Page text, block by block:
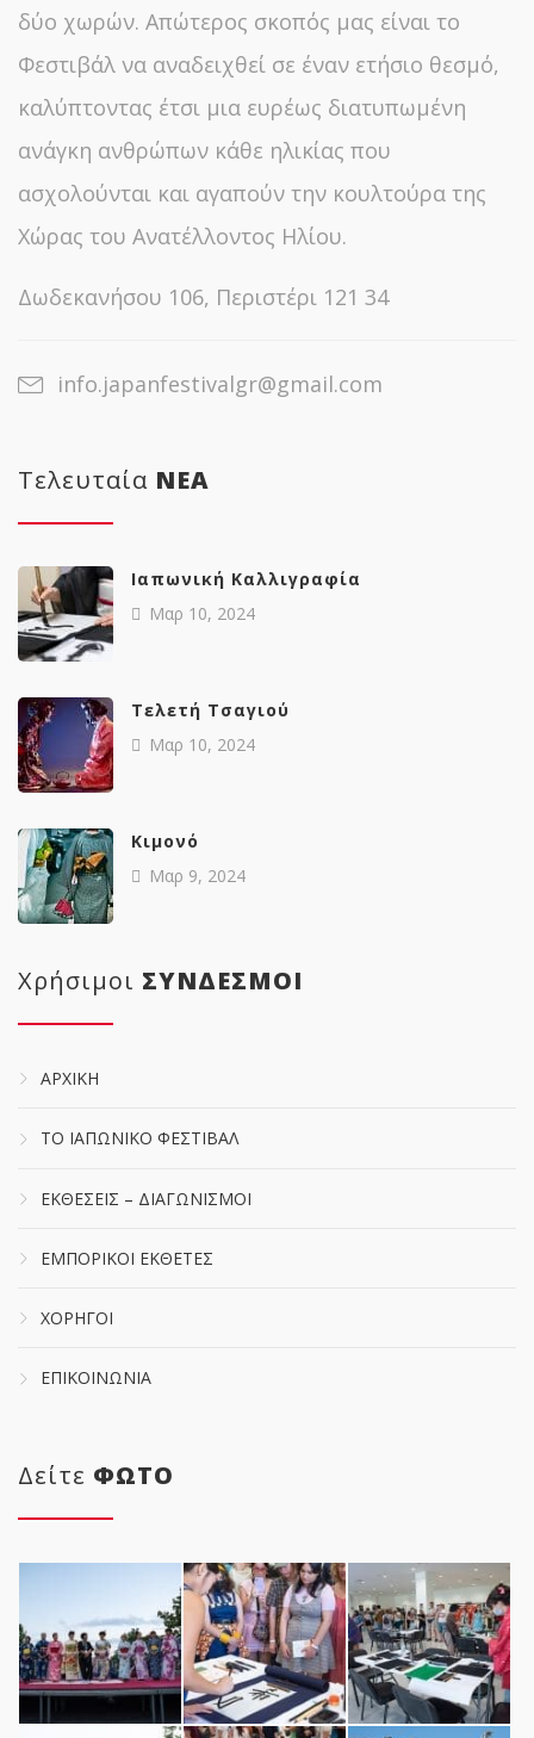
δύο χωρών. Απώτερος σκοπός μας είναι το
Φεστιβάλ να αναδειχθεί σε έναν ετήσιο θεσμό,
καλύπτοντας έτσι μια ευρέως διατυπωμένη
ανάγκη ανθρώπων κάθε ηλικίας που
ασχολούνται και αγαπούν την κουλτούρα της
Χώρας του Ανατέλλοντος Ηλίου.
Δωδεκανήσου 106, Περιστέρι 121 34
info.japanfestivalgr@gmail.com
Τελευταία NΕΑ
Ιαπωνική Καλλιγραφία
Μαρ 10, 2024
Tελετή Τσαγιού
Μαρ 10, 2024
Κιμονό
Μαρ 9, 2024
Χρήσιμοι ΣΥΝΔΕΣΜΟΙ
ΑΡΧΙΚΗ
ΤΟ ΙΑΠΩΝΙΚΟ ΦΕΣΤΙΒΑΛ
ΕΚΘΕΣΕΙΣ – ΔΙΑΓΩΝΙΣΜΟΙ
ΕΜΠΟΡΙΚΟΙ ΕΚΘΕΤΕΣ
ΧΟΡΗΓΟΙ
ΕΠΙΚΟΙΝΩΝΙΑ
Δείτε ΦΩΤΟ